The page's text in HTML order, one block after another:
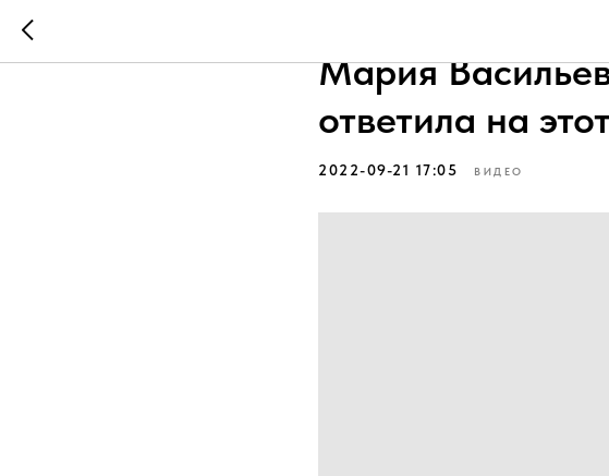
Можно ли при
Мария
ответила на
2022-09-21 17:05 ВИДЕО